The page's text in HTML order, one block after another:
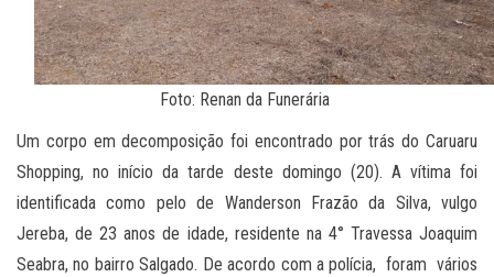
Foto: Renan da Funerária
Um corpo em decomposição foi encontrado por trás do Caruaru
Shopping, no início da tarde deste domingo (20). A vítima foi
identificada como pelo de Wanderson Frazão da Silva, vulgo
Jereba, de 23 anos de idade, residente na 4° Travessa Joaquim
Seabra, no bairro Salgado. De acordo com a polícia, foram vários